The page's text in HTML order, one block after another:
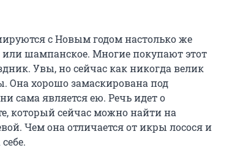
с Новым годом настолько же
шампанское. Многие покупают этот
Увы, но сейчас как никогда велик
Она хорошо замаскирована под
сама является ею. Речь идет о
который сейчас можно найти на
Чем она отличается от икры лосося и